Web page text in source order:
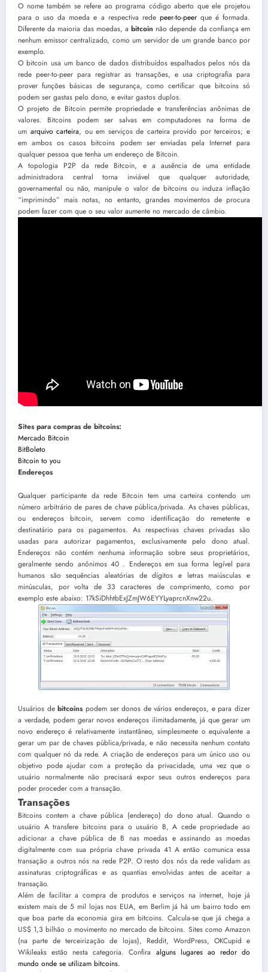
O nome também se refere ao programa código aberto que ele projetou
para o uso da moeda e a respectiva rede peer-to-peerque é formada.
Diferente da maioria das moedas, abitcoin não depende da confiança em
nenhum emissor centralizado, como um servidor de um grande banco por
exemplo.
O bitcoin usa um banco de dados distribuídos espalhados pelos nós da
rede peer-to-peer para registrar as transações, e usa criptografia para
prover funções básicas de segurança, como certificar que bitcoins só
podem ser gastas pelo dono, e evitar gastos duplos.
O projeto de Bitcoin permite propriedade e transferências anônimas de
valores. Bitcoins podem ser salvas em computadores na forma de
um arquivo carteira, ou em serviços de carteira provido por terceiros; e
em ambos os casos bitcoins podem ser enviadas pela Internet para
qualquer pessoa que tenha um endereço de Bitcoin.
A topologia P2P da rede Bitcoin, e a ausência de uma entidade
administradora central torna inviável que qualquer autoridade,
governamental ou não, manipule o valor de bitcoins ou induza inflação
“imprimindo” mais notas, no entanto, grandes movimentos de procura
podem fazer com que o seu valor aumente no mercado de câmbio.
Sites para compras de bitcoins:
Mercado Bitcoin
BitBoleto
Bitcoin to you
Endereços
Qualquer participante da rede Bitcoin tem uma carteira contendo um
número arbitrário de pares de chave pública/privada. As chaves públicas,
ou endereços bitcoin, servem como identificação do remetente e
destinatário para os pagamentos. As respectivas chaves privadas são
usadas para autorizar pagamentos, exclusivamente pelo dono atual.
Endereços não contém nenhuma informação sobre seus proprietários,
geralmente sendo anônimos 40 . Endereços em sua forma legível para
humanos são sequências aleatórias de dígitos e letras maiúsculas e
minúsculas, por volta de 33 caracteres de comprimento, como por
exemplo este abaixo: 17kSiDhhtbExJZmJW6EYYLyaprcnXnw22u.
Usuários debitcoinspodem ser donos de vários endereços, e para dizer
a verdade, podem gerar novos endereços ilimitadamente, já que gerar um
novo endereço é relativamente instantâneo, simplesmente o equivalente a
gerar um par de chaves pública/privada, e não necessita nenhum contato
com qualquer nó da rede. A criação de endereços para um único uso ou
objetivo pode ajudar com a proteção da privacidade, uma vez que o
usuário normalmente não precisará expor seus outros endereços para
poder proceder com a transação.
Transações
Bitcoins contem a chave pública (endereço) do dono atual. Quando o
usuário A transfere bitcoins para o usuário B, A cede propriedade ao
adicionar a chave pública de B nas moedas e assinando as moedas
digitalmente com sua própria chave privada 41 A então comunica essa
transação a outros nós na rede P2P. O resto dos nós da rede validam as
assinaturas criptográficas e as quantias envolvidas antes de aceitar a
transação.
Além de facilitar a compra de produtos e serviços na internet, hoje já
existem mais de 5 mil lojas nos EUA, em Berlim já há um bairro todo em
que boa parte da economia gira em bitcoins. Calcula-se que já chega a
US$ 1,3 bilhão o movimento no mercado de bitcoins. Sites como Amazon
(na parte de terceirização de lojas), Reddit, WordPress, OKCupid e
Wikileaks estão nesta categoria. Confira alguns lugares ao redor do
mundo onde se utilizam bitcoins.